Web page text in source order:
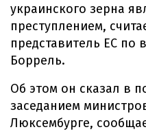
украинского зерна
преступлением,
представитель ЕС по
Боррель.
Об этом он сказал в
заседанием
Люксембурге,